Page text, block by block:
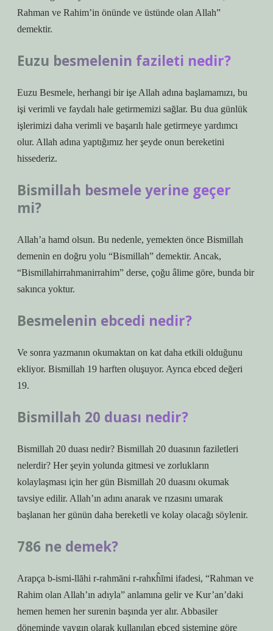
Rahman ve Rahim’in önünde ve üstünde olan Allah”
demektir.
Euzu besmelenin fazileti nedir?
Euzu Besmele, herhangi bir işe Allah adına başlamamızı, bu
işi verimli ve faydalı hale getirmemizi sağlar. Bu dua günlük
işlerimizi daha verimli ve başarılı hale getirmeye yardımcı
olur. Allah adına yaptığımız her şeyde onun bereketini
hissederiz.
Bismillah besmele yerine geçer
mi?
Allah’a hamd olsun. Bu nedenle, yemekten önce Bismillah
demenin en doğru yolu “Bismillah” demektir. Ancak,
“Bismillahirrahmanirrahim” derse, çoğu âlime göre, bunda bir
sakınca yoktur.
Besmelenin ebcedi nedir?
Ve sonra yazmanın okumaktan on kat daha etkili olduğunu
ekliyor. Bismillah 19 harften oluşuyor. Ayrıca ebced değeri
19.
Bismillah 20 duası nedir?
Bismillah 20 duası nedir? Bismillah 20 duasının faziletleri
nelerdir? Her şeyin yolunda gitmesi ve zorlukların
kolaylaşması için her gün Bismillah 20 duasını okumak
tavsiye edilir. Allah’ın adını anarak ve rızasını umarak
başlanan her günün daha bereketli ve kolay olacağı söylenir.
786 ne demek?
Arapça b-ismi-llāhi r-rahmāni r-rahĸĥīmi ifadesi, “Rahman ve
Rahim olan Allah’ın adıyla” anlamına gelir ve Kur’an’daki
hemen hemen her surenin başında yer alır. Abbasiler
döneminde yaygın olarak kullanılan ebced sistemine göre